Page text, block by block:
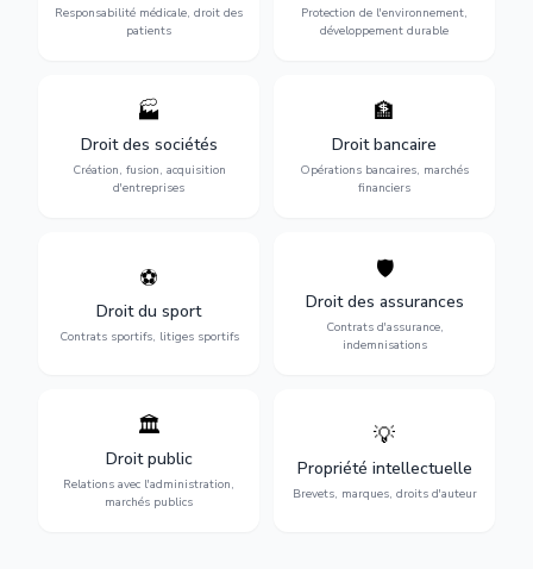
Responsabilité médicale, droit des
patients
des praticiens et
indemnisation.
Protection de l'environnement,
développement durable
environnementale, litiges et
développement durable.
🏭
Droit des sociétés
Création, fusion, acquisition
d'entreprises
Structuration de votre
société : création, fusion-
acquisition, gouvernance et
restructuration.
🏦
Droit bancaire
Opérations bancaires, marchés
financiers
Gestion de vos opérations
financières : contentieux
bancaire, investissements et
régulation.
⚽
Droit du sport
Contrats sportifs, litiges sportifs
Expertise en droit sportif :
transferts, sponsoring et
contentieux.
🛡️
Droit des assurances
Contrats d'assurance,
indemnisations
Défense de vos intérêts :
contrats d'assurance,
sinistres et indemnisations
optimales.
🏛️
Droit public
Relations avec l'administration,
marchés publics
Gestion de vos relations
avec l'administration :
marchés publics,
urbanisme et contentieux.
💡
Propriété intellectuelle
Brevets, marques, droits d'auteur
Protection de vos créations
d'auteur et lutte contre la
contrefaçon.